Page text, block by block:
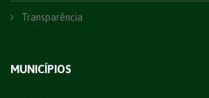
Transparência
MUNICÍPIOS